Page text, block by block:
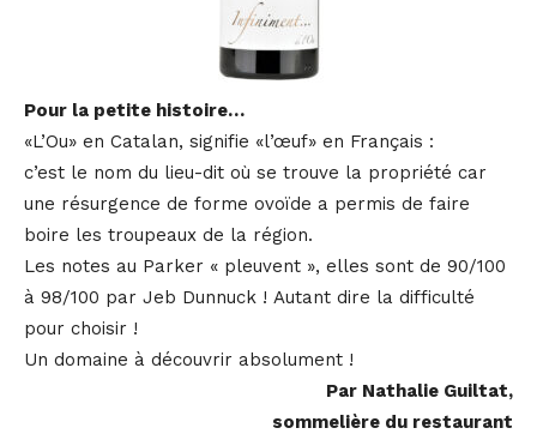
Pour la petite histoire…
«L’Ou» en Catalan, signifie «l’œuf» en Français :
c’est le nom du lieu-dit où se trouve la propriété car
une résurgence de forme ovoïde a permis de faire
boire les troupeaux de la région.
Les notes au Parker « pleuvent », elles sont de 90/100
à 98/100 par Jeb Dunnuck ! Autant dire la difficulté
pour choisir !
Un domaine à découvrir absolument !
Par Nathalie Guiltat,
sommelière du restaurant